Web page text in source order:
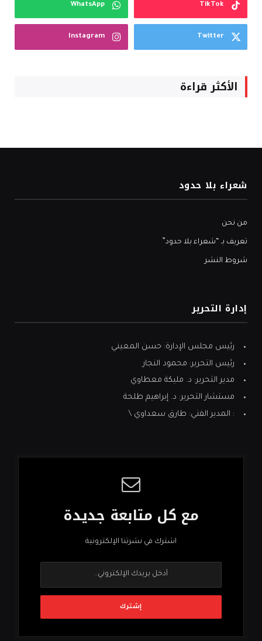
TikTok
WhatsApp
Twitter
Instagram
الأكثر قراءة
شعراء بلا حدود
من نحن
تعريف بـ “شعراء بلا حدود”
شروط النشر
إدارة التحرير
رئيس مجلس الإدارة: حسن المعيني
رئيس التحرير: محمود النجار
مدير التحرير: د. مليكة معطاوي
مستشار التحرير: د. إبراهيم طلحة
: المدير الفني: طارق سعداوي \
مع كل متابعة جديدة
اشترك في نشرتنا الإلكترونية